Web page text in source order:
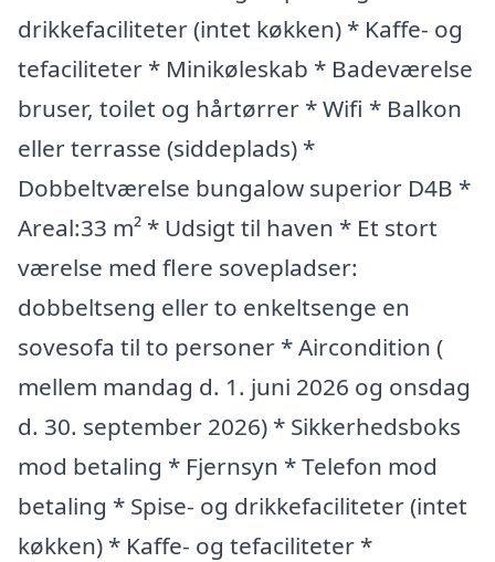
drikkefaciliteter (intet køkken) * Kaffe- og
tefaciliteter * Minikøleskab * Badeværelse
bruser, toilet og hårtørrer * Wifi * Balkon
eller terrasse (siddeplads) *
Dobbeltværelse bungalow superior D4B *
Areal:33 m² * Udsigt til haven * Et stort
værelse med flere sovepladser:
dobbeltseng eller to enkeltsenge en
sovesofa til to personer * Aircondition (
mellem mandag d. 1. juni 2026 og onsdag
d. 30. september 2026) * Sikkerhedsboks
mod betaling * Fjernsyn * Telefon mod
betaling * Spise- og drikkefaciliteter (intet
køkken) * Kaffe- og tefaciliteter *